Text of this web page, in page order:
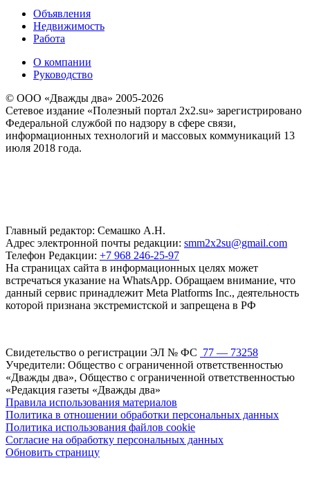
Объявления
Недвижимость
Работа
О компании
Руководство
© ООО «Дважды два» 2005-2026
Сетевое издание «Полезный портал 2x2.su» зарегистрировано
Федеральной службой по надзору в сфере связи,
информационных технологий и массовых коммуникаций 13
июля 2018 года.
Главный редактор: Семашко А.Н.
Адрес электронной почты редакции: smm2x2su@gmail.com
Телефон Редакции: +7 968 246-25-97
На страницах сайта в информационных целях может
встречаться указание на WhatsApp. Обращаем внимание, что
данный сервис принадлежит Meta Platforms Inc., деятельность
которой признана экстремистской и запрещена в РФ
Свидетельство о регистрации ЭЛ № ФС 77 — 73258
Учредители: Общество с ограниченной ответственностью
«Дважды два», Общество с ограниченной ответственностью
«Редакция газеты «Дважды два»
Правила использования материалов
Политика в отношении обработки персональных данных
Политика использования файлов cookie
Согласие на обработку персональных данных
Обновить страницу